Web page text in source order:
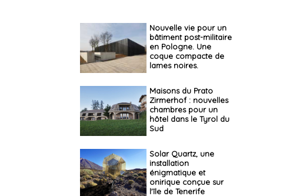
Nouvelle vie pour un
bâtiment post-militaire
en Pologne. Une
coque compacte de
lames noires.
Maisons du Prato
Zirmerhof : nouvelles
chambres pour un
hôtel dans le Tyrol du
Sud
Solar Quartz, une
installation
énigmatique et
onirique conçue sur
l'île de Tenerife